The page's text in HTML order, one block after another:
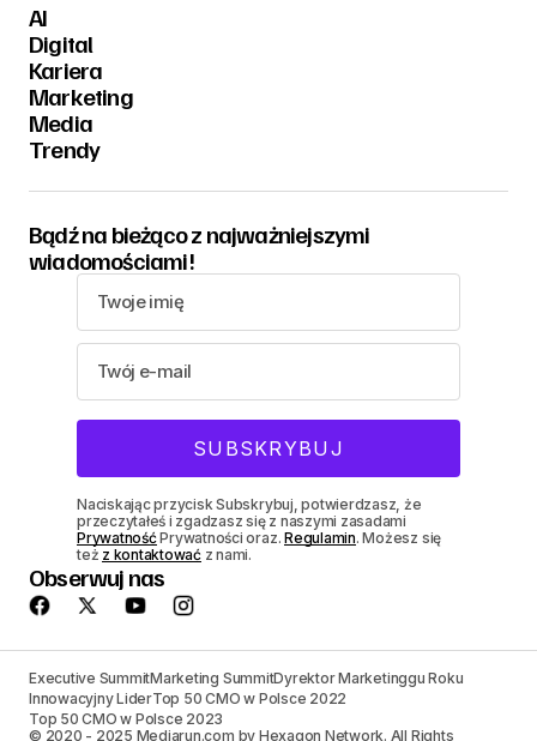
AI
Digital
Kariera
Marketing
Media
Trendy
Bądź na bieżąco z najważniejszymi
wiadomościami!
Naciskając przycisk Subskrybuj, potwierdzasz, że
przeczytałeś i zgadzasz się z naszymi zasadami
PrywatnośćPrywatności oraz.Regulamin. Możesz się
też z kontaktowaćz nami.
Obserwuj nas
Executive SummitMarketing SummitDyrektor Marketinggu Roku
Innowacyjny LiderTop 50 CMO w Polsce 2022
Top 50 CMO w Polsce 2023
© 2020 - 2025 Mediarun.com by Hexagon Network. All Rights